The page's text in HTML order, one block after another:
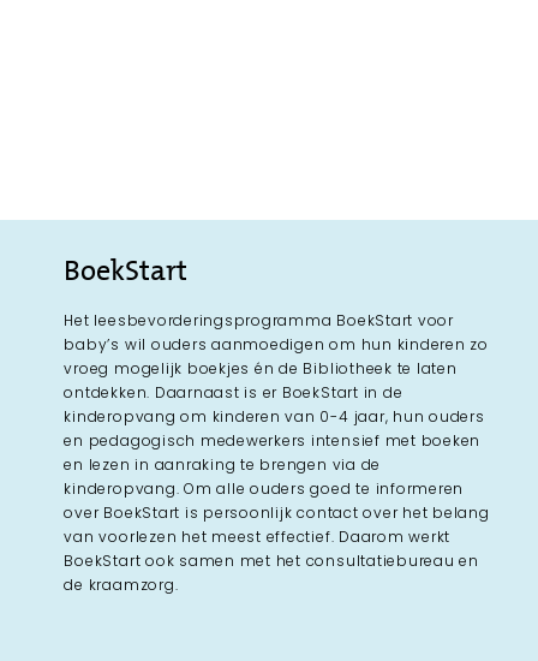
BoekStart
Het leesbevorderingsprogramma BoekStart voor
baby’s wil ouders aanmoedigen om hun kinderen zo
vroeg mogelijk boekjes én de Bibliotheek te laten
ontdekken. Daarnaast is er BoekStart in de
kinderopvang om kinderen van 0-4 jaar, hun ouders
en pedagogisch medewerkers intensief met boeken
en lezen in aanraking te brengen via de
kinderopvang. Om alle ouders goed te informeren
over BoekStart is persoonlijk contact over het belang
van voorlezen het meest effectief. Daarom werkt
BoekStart ook samen met het consultatiebureau en
de kraamzorg.